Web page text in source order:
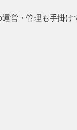
営・管理も手掛け